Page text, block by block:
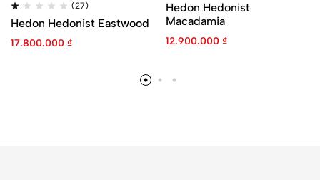
(27)
Hedon Hedonist Eastwood
17.800.000 ₫
Hedon Hedonist
Macadamia
12.900.000 ₫